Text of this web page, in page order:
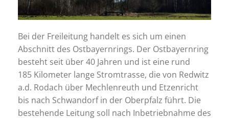
Bei der Freileitung handelt es sich um einen
Abschnitt des Ostbayernrings. Der Ostbayernring
besteht seit über 40 Jahren und ist eine rund
185 Kilometer lange Stromtrasse, die von Redwitz
a.d. Rodach über Mechlenreuth und Etzenricht
bis nach Schwandorf in der Oberpfalz führt. Die
bestehende Leitung soll nach Inbetriebnahme des